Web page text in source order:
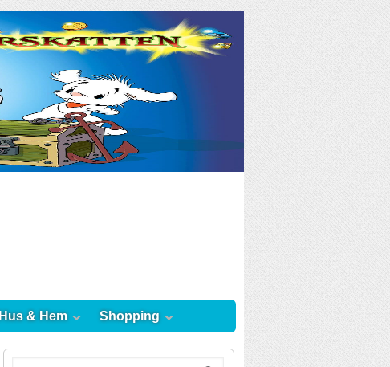
Hus & Hem Shopping